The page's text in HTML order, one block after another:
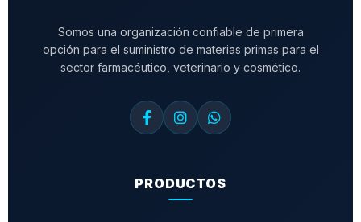
Somos una organización confiable de primera
opción para el suministro de materias primas para el
sector farmacéutico, veterinario y cosmético.
PRODUCTOS